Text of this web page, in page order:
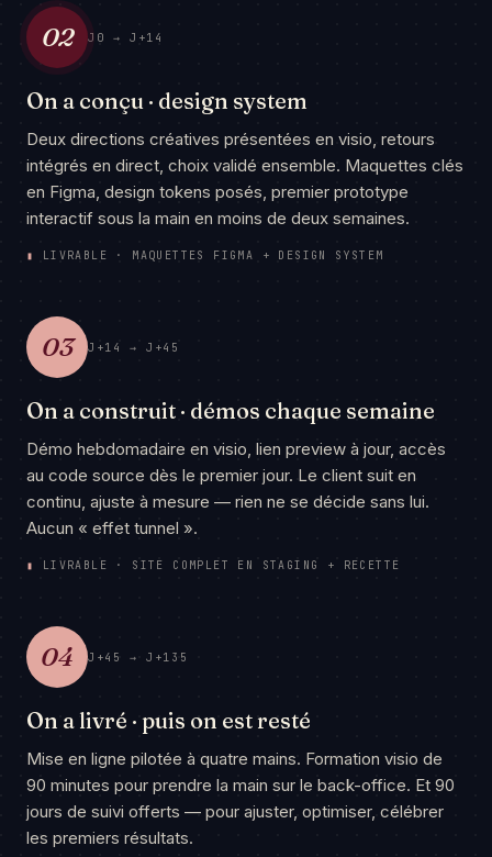
02 J0 → J+14
On a conçu · design system
Deux directions créatives présentées en visio, retours
intégrés en direct, choix validé ensemble. Maquettes clés
en Figma, design tokens posés, premier prototype
interactif sous la main en moins de deux semaines.
▮ LIVRABLE · MAQUETTES FIGMA + DESIGN SYSTEM
03 J+14 → J+45
On a construit · démos chaque semaine
Démo hebdomadaire en visio, lien preview à jour, accès
au code source dès le premier jour. Le client suit en
continu, ajuste à mesure — rien ne se décide sans lui.
Aucun « effet tunnel ».
▮ LIVRABLE · SITE COMPLET EN STAGING + RECETTE
04 J+45 → J+135
On a livré · puis on est resté
Mise en ligne pilotée à quatre mains. Formation visio de
90 minutes pour prendre la main sur le back-office. Et 90
jours de suivi offerts — pour ajuster, optimiser, célébrer
les premiers résultats.